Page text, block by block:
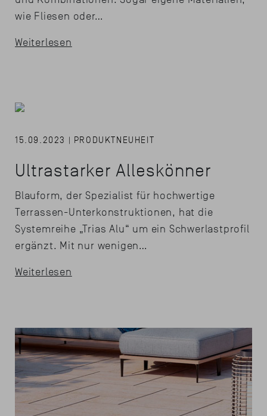
wie Fliesen oder…
Weiterlesen
15.09.2023 | PRODUKTNEUHEIT
Ultrastarker Alleskönner
Blauform, der Spezialist für hochwertige
Terrassen-Unterkonstruktionen, hat die
Systemreihe „Trias Alu“ um ein Schwerlastprofil
ergänzt. Mit nur wenigen…
Weiterlesen